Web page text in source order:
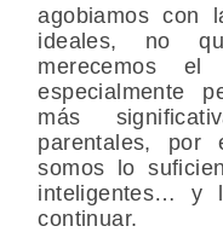
agobiamos con
ideales, no
merecemos
especialmente
más
parentales, por
somos lo
inteligentes… y
continuar.